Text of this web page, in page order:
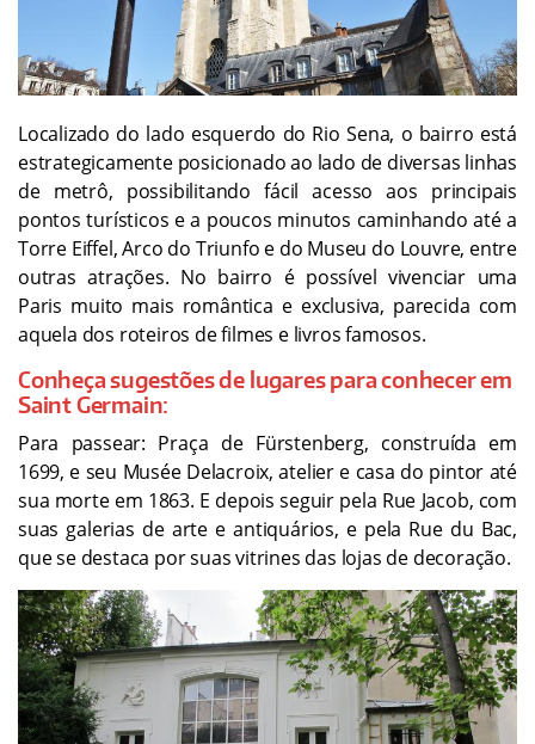
Localizado do lado esquerdo do Rio Sena, o bairro está
estrategicamente posicionado ao lado de diversas linhas
de metrô, possibilitando fácil acesso aos principais
pontos turísticos e a poucos minutos caminhando até a
Torre Eiffel, Arco do Triunfo e do Museu do Louvre, entre
outras atrações. No bairro é possível vivenciar uma
Paris muito mais romântica e exclusiva, parecida com
aquela dos roteiros de filmes e livros famosos.
Conheça sugestões de lugares para conhecer em
Saint Germain:
Para passear: Praça de Fürstenberg, construída em
1699, e seu Musée Delacroix, atelier e casa do pintor até
sua morte em 1863. E depois seguir pela Rue Jacob, com
suas galerias de arte e antiquários, e pela Rue du Bac,
que se destaca por suas vitrines das lojas de decoração.